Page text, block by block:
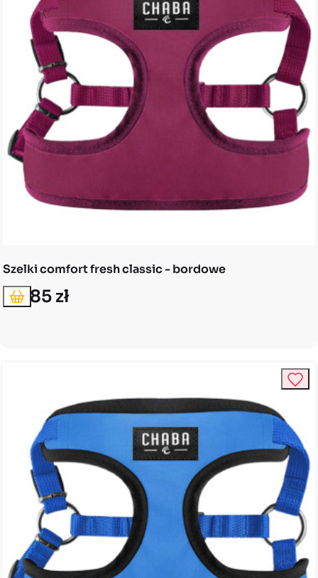
Szelki comfort fresh classic - bordowe
Cena
46,85 zł
Dodaj do koszyka